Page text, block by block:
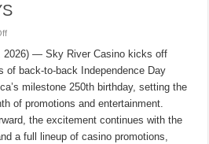
on
AMERICA’S
250th
AT
RIVER
CASINO
WITH
FOUR
DAYS
OF
2026) — Sky River Casino kicks off
of back-to-back Independence Day
milestone 250th birthday, setting the
of promotions and entertainment.
the excitement continues with the
a full lineup of casino promotions,